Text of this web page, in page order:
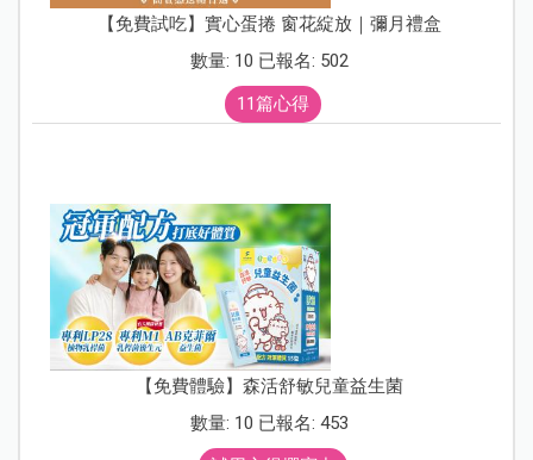
【免費試吃】實心蛋捲 窗花綻放｜彌月禮盒
數量: 10 已報名: 502
11篇心得
【免費體驗】森活舒敏兒童益生菌
數量: 10 已報名: 453